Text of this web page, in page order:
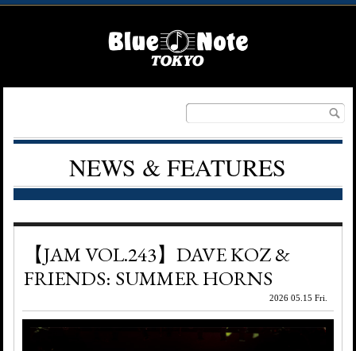
NEWS & FEATURES
【JAM VOL.243】DAVE KOZ &
FRIENDS: SUMMER HORNS
2026 05.15 Fri.